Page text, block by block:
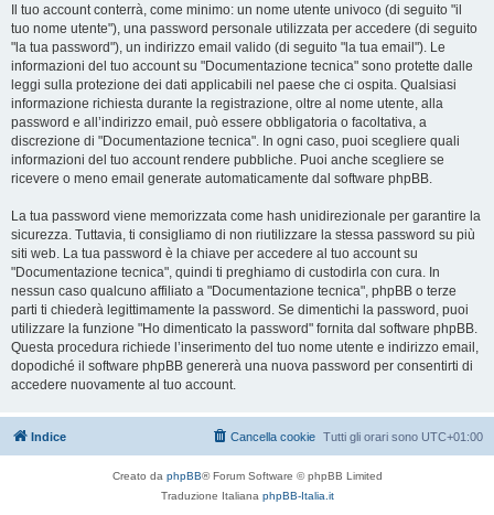
Il tuo account conterrà, come minimo: un nome utente univoco (di seguito "il
tuo nome utente"), una password personale utilizzata per accedere (di seguito
"la tua password"), un indirizzo email valido (di seguito "la tua email"). Le
informazioni del tuo account su "Documentazione tecnica" sono protette dalle
leggi sulla protezione dei dati applicabili nel paese che ci ospita. Qualsiasi
informazione richiesta durante la registrazione, oltre al nome utente, alla
password e all’indirizzo email, può essere obbligatoria o facoltativa, a
discrezione di "Documentazione tecnica". In ogni caso, puoi scegliere quali
informazioni del tuo account rendere pubbliche. Puoi anche scegliere se
ricevere o meno email generate automaticamente dal software phpBB.
La tua password viene memorizzata come hash unidirezionale per garantire la
sicurezza. Tuttavia, ti consigliamo di non riutilizzare la stessa password su più
siti web. La tua password è la chiave per accedere al tuo account su
"Documentazione tecnica", quindi ti preghiamo di custodirla con cura. In
nessun caso qualcuno affiliato a "Documentazione tecnica", phpBB o terze
parti ti chiederà legittimamente la password. Se dimentichi la password, puoi
utilizzare la funzione "Ho dimenticato la password" fornita dal software phpBB.
Questa procedura richiede l’inserimento del tuo nome utente e indirizzo email,
dopodiché il software phpBB genererà una nuova password per consentirti di
accedere nuovamente al tuo account.
Indice Tutti gli orari sono UTC+01:00
Cancella cookie
Creato da phpBB® Forum Software © phpBB Limited
Traduzione Italiana phpBB-Italia.it